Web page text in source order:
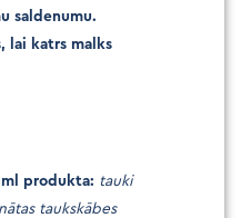
saldenumu.
lai katrs malks
produkta: tauki
taukskābes